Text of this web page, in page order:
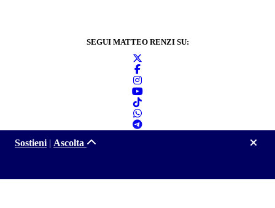
SEGUI MATTEO RENZI SU:
Sostieni | Ascolta